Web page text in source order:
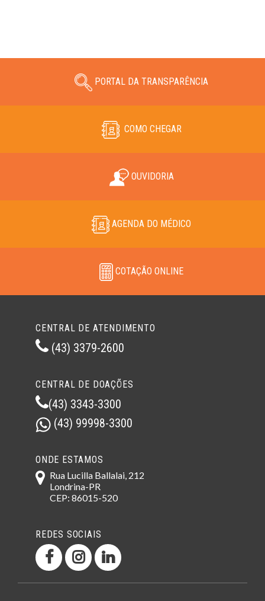
PORTAL DA TRANSPARÊNCIA
COMO CHEGAR
OUVIDORIA
AGENDA DO MÉDICO
COTAÇÃO ONLINE
CENTRAL DE ATENDIMENTO
(43) 3379-2600
CENTRAL DE DOAÇÕES
(43) 3343-3300
(43) 99998-3300
ONDE ESTAMOS
Rua Lucilla Ballalai, 212
Londrina-PR
CEP: 86015-520
REDES SOCIAIS